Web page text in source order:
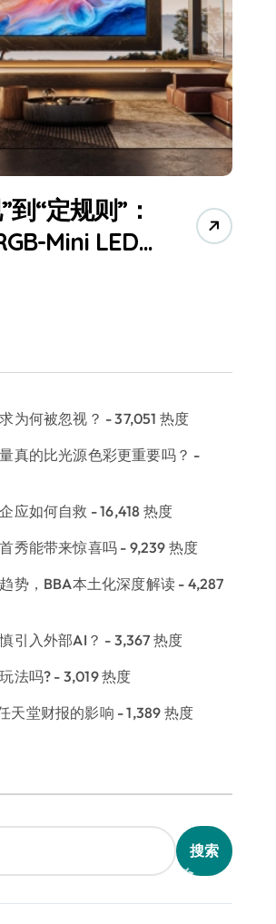
到“定规则”：
Mini LED
为何被忽视？ - 37,051 热度
真的比光源色彩更重要吗？ -
应如何自救 - 16,418 热度
秀能带来惊喜吗 - 9,239 热度
势，BBA本土化深度解读- 4,287
引入外部AI？ - 3,367 热度
法吗? - 3,019 热度
天堂财报的影响 - 1,389 热度
搜索